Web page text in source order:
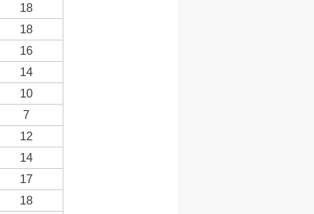
18
18
16
14
10
7
12
14
17
18